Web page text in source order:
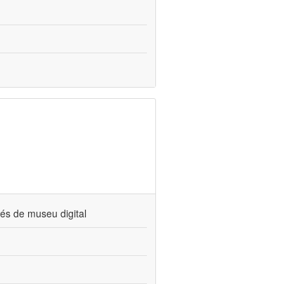
de museu digital